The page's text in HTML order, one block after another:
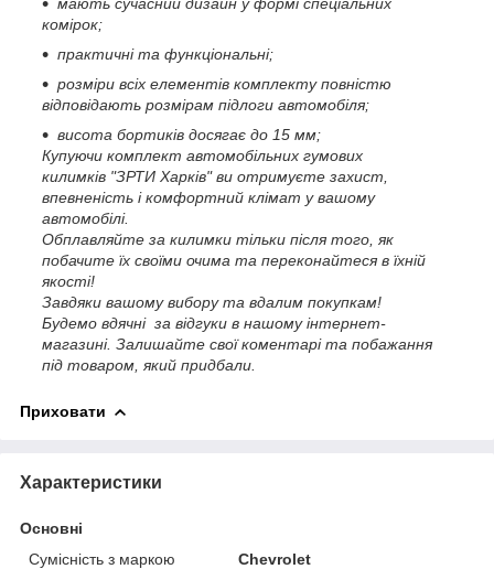
комірок;
практичні та функціональні;
розміри всіх елементів комплекту повністю
відповідають розмірам підлоги автомобіля;
висота бортиків досягає до 15 мм;
Купуючи комплект автомобільних гумових
килимків "ЗРТИ Харків" ви отримуєте захист,
впевненість і комфортний клімат у вашому
автомобілі.
Обплавляйте за килимки тільки після того, як
побачите їх своїми очима та переконайтеся в їхній
якості!
Завдяки вашому вибору та вдалим покупкам!
Будемо вдячні за відгуки в нашому інтернет-
магазині. Залишайте свої коментарі та побажання
під товаром, який придбали.
Приховати
Характеристики
Основні
Сумісність з маркою
Chevrolet